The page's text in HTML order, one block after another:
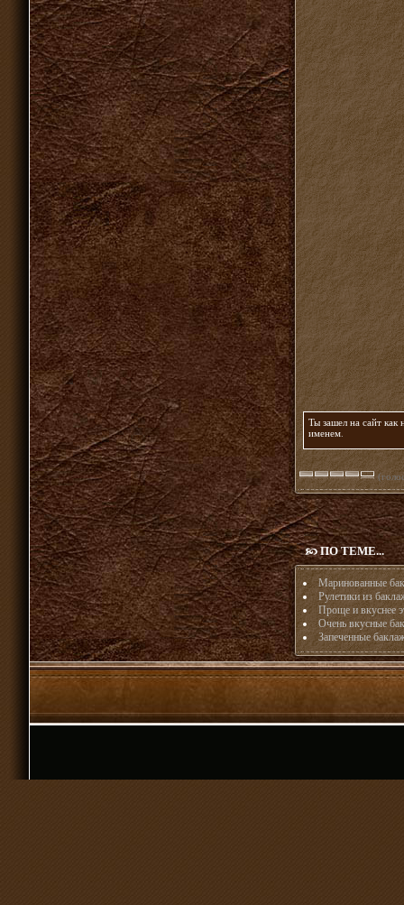
Ты зашел на сайт как
именем
ПО ТЕМЕ...
Маринованные
Рулетики из
Проще и вкуснее
Очень вкусные
Запеченные